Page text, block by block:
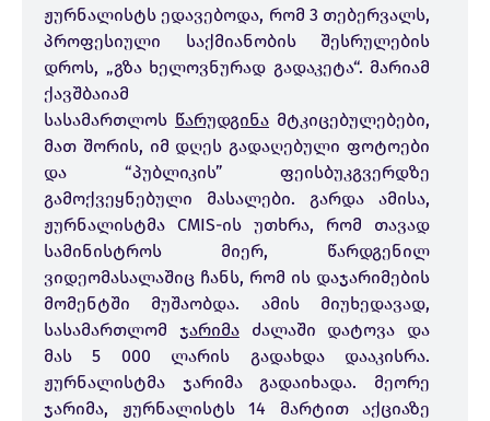
ჟურნალისტს ედავებოდა, რომ 3 თებერვალს,
პროფესიული საქმიანობის შესრულების
დროს, „გზა ხელოვნურად გადაკეტა“. მარიამ
ქავშბაიამ
სასამართლოს წარუდგინა მტკიცებულებები,
მათ შორის, იმ დღეს გადაღებული ფოტოები
და “პუბლიკის” ფეისბუკგვერდზე
გამოქვეყნებული მასალები. გარდა ამისა,
ჟურნალისტმა CMIS-ის უთხრა, რომ თავად
სამინისტროს მიერ, წარდგენილ
ვიდეომასალაშიც ჩანს, რომ ის დაჯარიმების
მომენტში მუშაობდა. ამის მიუხედავად,
სასამართლომ ჯარიმაძალაში დატოვა და
მას 5 000 ლარის გადახდა დააკისრა.
ჟურნალისტმა ჯარიმა გადაიხადა. მეორე
ჯარიმა, ჟურნალისტს 14 მარტით აქციაზე